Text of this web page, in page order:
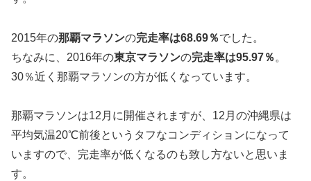
2015年の那覇マラソンの完走率は68.69％でした。
ちなみに、2016年の東京マラソンの完走率は95.97％ 。
30％近く那覇マラソンの方が低くなっています。
那覇マラソンは12月に開催されますが、12月の沖縄県は
平均気温20℃前後というタフなコンディションになって
いますので、完走率が低くなるのも致し方ないと思いま
す。